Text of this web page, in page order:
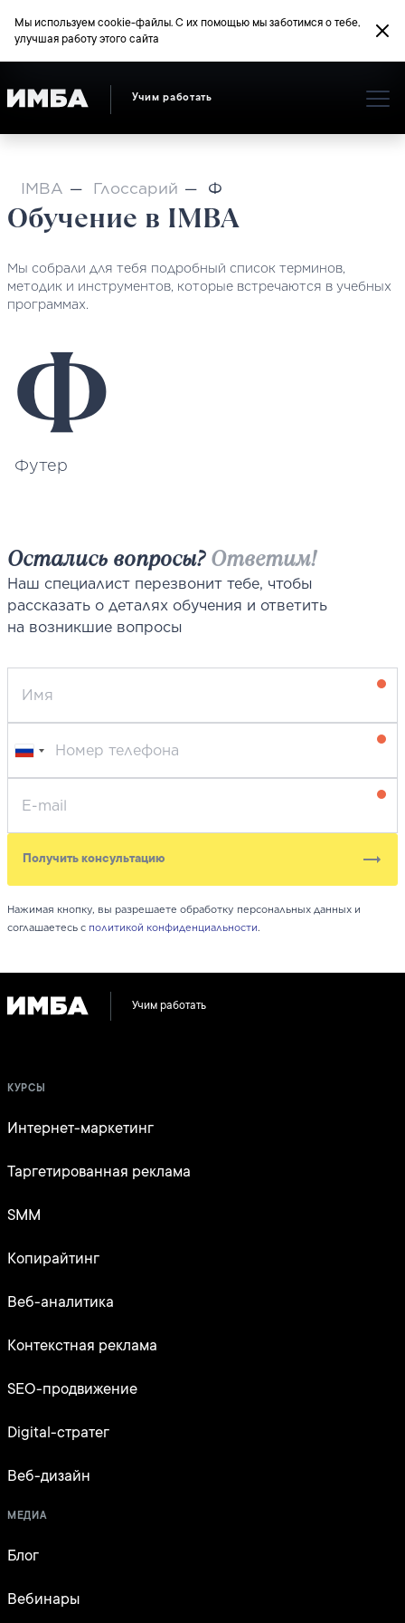
Мы используем cookie-файлы. С их помощью мы заботимся о тебе,
улучшая работу этого сайта
Учим работать
IMBA Глоссарий Ф
Обучение в IMBA
Мы собрали для тебя подробный список терминов,
методик и инструментов, которые встречаются в учебных
программах.
Ф
Футер
Остались вопросы?Ответим!
Наш специалист перезвонит тебе, чтобы
рассказать о деталях обучения и ответить
на возникшие вопросы
Получить консультацию
Нажимая кнопку, вы разрешаете обработку персональных данных и
соглашаетесь с политикой конфиденциальности.
Учим работать
КУРСЫ
Интернет-маркетинг
Таргетированная реклама
SMM
Копирайтинг
Веб-аналитика
Контекстная реклама
SEO-продвижение
Digital-стратег
Веб-дизайн
МЕДИА
Блог
Вебинары